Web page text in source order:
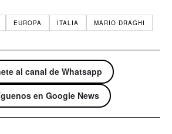
EUROPA ITALIA MARIO DRAGHI
al canal de Whatsapp
en Google News